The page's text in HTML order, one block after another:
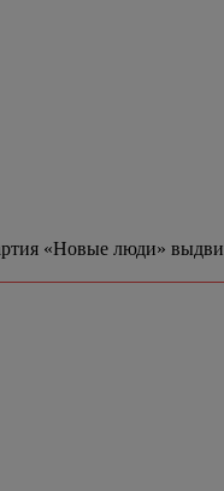
«Новые люди»